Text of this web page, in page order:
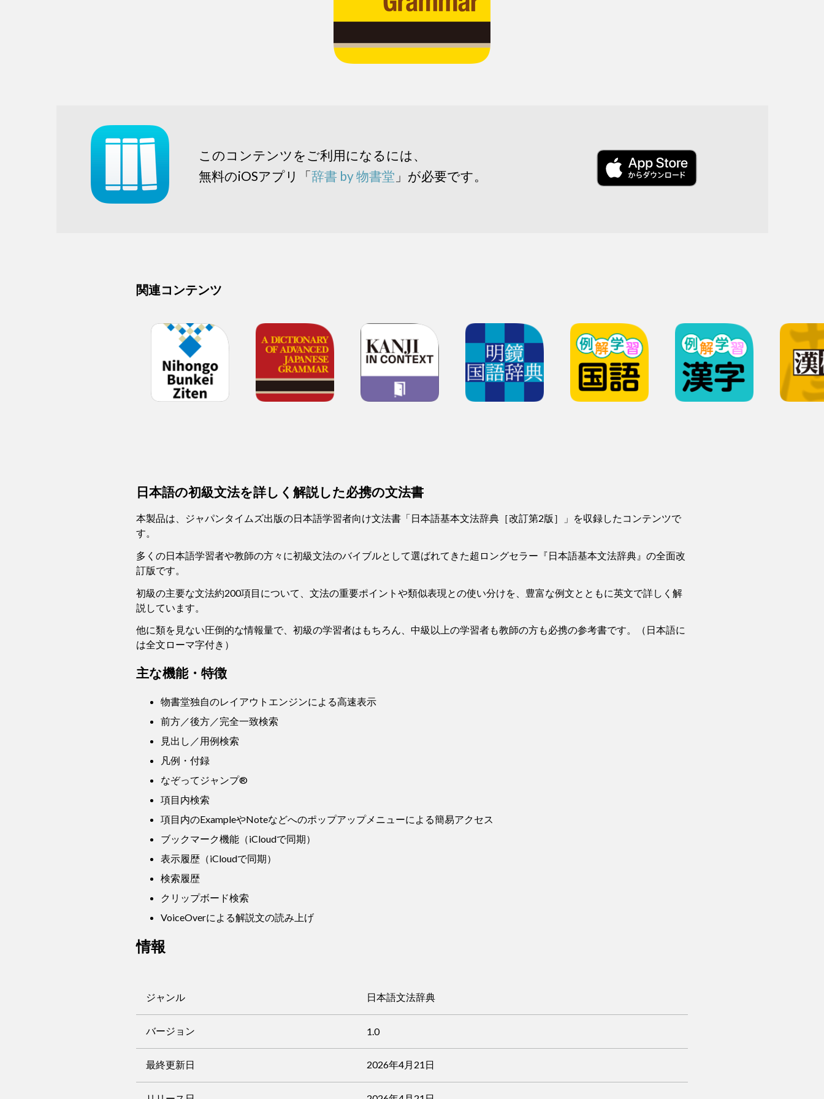
このコンテンツをご利用になるには、
無料のiOSアプリ「辞書 by 物書堂 」が必要です。
関連コンテンツ
日本語の初級文法を詳しく解説した必携の文法書
本製品は、ジャパンタイムズ出版の日本語学習者向け文法書「日本語基本文法辞典［改訂第2版］」を収録したコンテンツで
す。
多くの日本語学習者や教師の方々に初級文法のバイブルとして選ばれてきた超ロングセラー『日本語基本文法辞典』の全面改
訂版です。
初級の主要な文法約200項目について、文法の重要ポイントや類似表現との使い分けを、豊富な例文とともに英文で詳しく解
説しています。
他に類を見ない圧倒的な情報量で、初級の学習者はもちろん、中級以上の学習者も教師の方も必携の参考書です。（日本語に
は全文ローマ字付き）
主な機能・特徴
物書堂独自のレイアウトエンジンによる高速表示
前方／後方／完全一致検索
見出し／用例検索
凡例・付録
なぞってジャンプ®
項目内検索
項目内のExampleやNoteなどへのポップアップメニューによる簡易アクセス
ブックマーク機能（iCloudで同期）
表示履歴（iCloudで同期）
検索履歴
クリップボード検索
VoiceOverによる解説文の読み上げ
情報
ジャンル 日本語文法辞典
バージョン 1.0
最終更新日 2026年4月21日